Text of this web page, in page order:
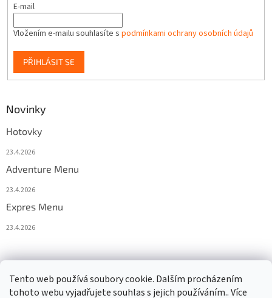
Tento web používá soubory cookie. Dalším procházením
tohoto webu vyjadřujete souhlas s jejich používáním.. Více
E-mail
Vložením e-mailu souhlasíte s podmínkami ochrany osobních údajů
PŘIHLÁSIT SE
Novinky
Hotovky
23.4.2026
Adventure Menu
23.4.2026
Expres Menu
23.4.2026